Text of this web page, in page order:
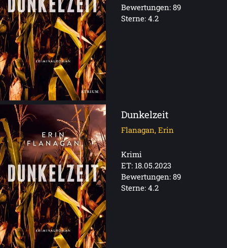
Bewertungen: 89
Sterne: 4.2
Dunkelzeit
Flanagan, Erin
Krimi
ET: 18.05.2023
Bewertungen: 89
Sterne: 4.2